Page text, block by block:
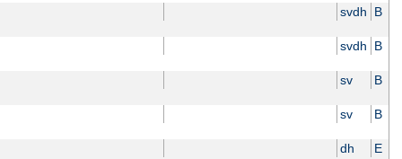
svdh B
svdh B
sv B
sv B
dh E